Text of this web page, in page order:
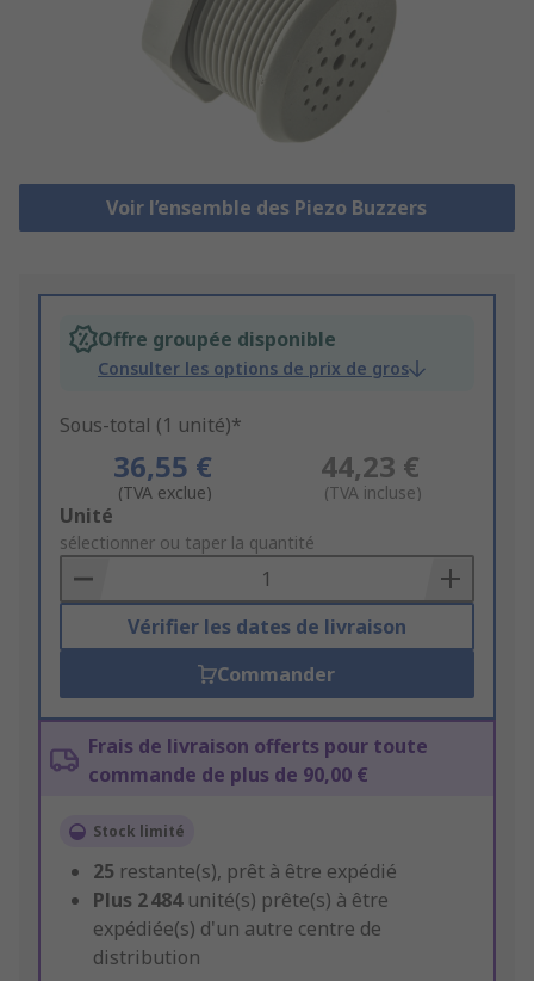
Voir l’ensemble des Piezo Buzzers
Offre groupée disponible
Consulter les options de prix de gros
Sous-total (1 unité)*
36,55 €
(TVA exclue)
44,23 €
(TVA incluse)
Add
to
Basket
Unité
sélectionner ou taper la quantité
Vérifier les dates de livraison
Commander
Frais de livraison offerts pour toute
commande de plus de 90,00 €
Stock limité
25 restante(s), prêt à être expédié
Plus 2 484 unité(s) prête(s) à être
expédiée(s) d'un autre centre de
distribution